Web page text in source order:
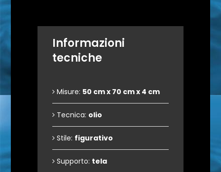
Informazioni
tecniche
Misure: 50 cm x 70 cm x 4 cm
Tecnica: olio
Stile: figurativo
Supporto: tela